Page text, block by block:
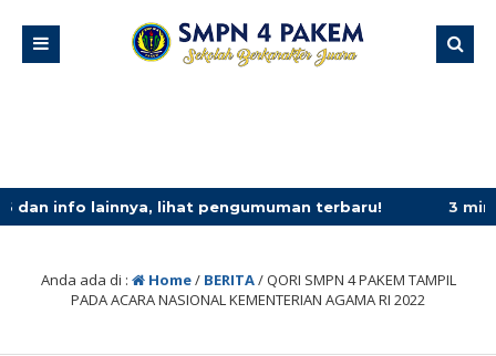
lihat pengumuman terbaru! 3 minggu yang lalu
Anda ada di : Home/ BERITA/QORI SMPN 4 PAKEM TAMPIL
PADA ACARA NASIONAL KEMENTERIAN AGAMA RI 2022